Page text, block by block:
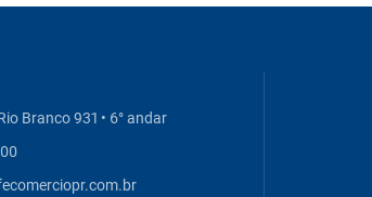
Branco 931 • 6° andar